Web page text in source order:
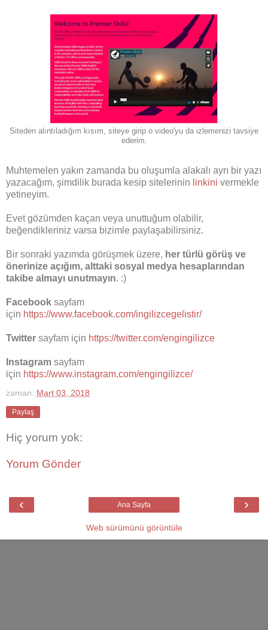
Siteden alıntıladığım kısım, siteye girip o video'yu da izlemenizi tavsiye
ederim.
Muhtemelen yakın zamanda bu oluşumla alakalı ayrı bir yazı
yazacağım, şimdilik burada kesip sitelerinin linkini vermekle
yetineyim.
Evet gözümden kaçan veya unuttuğum olabilir,
beğendikleriniz varsa bizimle paylaşabilirsiniz.
Bir sonraki yazımda görüşmek üzere, her türlü görüş ve
önerinize açığım, alttaki sosyal medya hesaplarından
takibe almayı unutmayın. :)
Facebook sayfam
için https://www.facebook.com/ingilizcegelistir/
Twitter sayfam için https://twitter.com/engingilizce
Instagram sayfam
için https://www.instagram.com/engingilizce/
zaman: Mart 03, 2018
Paylaş
Hiç yorum yok:
Yorum Gönder
‹ ›
Ana Sayfa
Web sürümünü görüntüle